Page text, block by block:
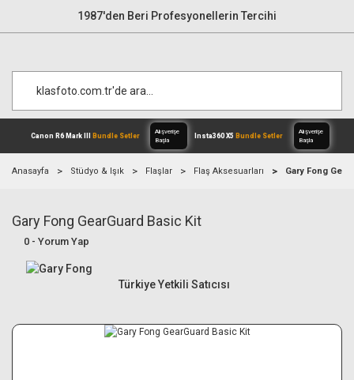
1987'den Beri Profesyonellerin Tercihi
Canon R6 Mark IIIBundle Setler
Anasayfa Stüdyo & Işık Flaşlar Flaş Aksesuarları Gary Fong
Gary Fong GearGuard Basic Kit
0 - Yorum Yap
Türkiye Yetkili Satıcısı